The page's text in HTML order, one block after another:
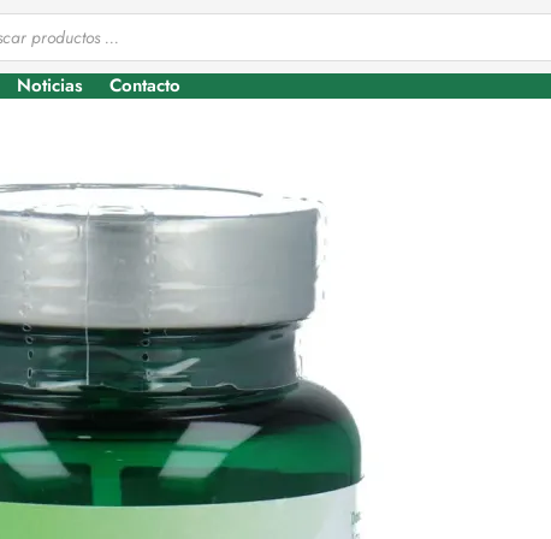
Noticias Contacto